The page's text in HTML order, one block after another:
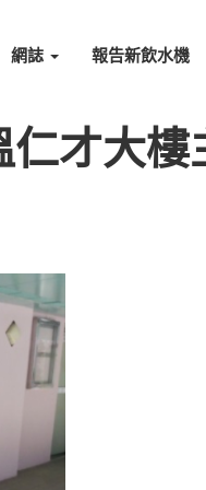
網誌 報告新飲水機
才大